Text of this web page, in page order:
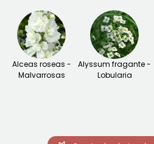
Alceas roseas -
Malvarrosas
Alyssum fragante -
Lobularia